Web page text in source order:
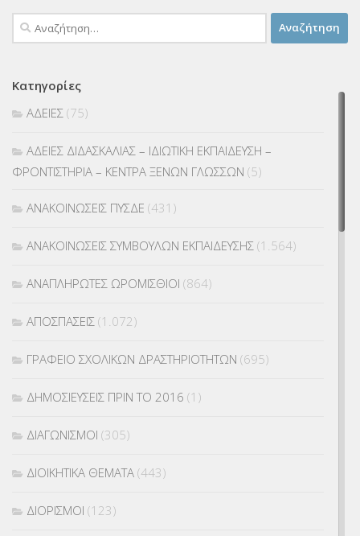
Αναζήτηση
για:
Κατηγορίες
ΑΔΕΙΕΣ (75)
ΑΔΕΙΕΣ ΔΙΔΑΣΚΑΛΙΑΣ – ΙΔΙΩΤΙΚΗ ΕΚΠΑΙΔΕΥΣΗ –
ΦΡΟΝΤΙΣΤΗΡΙΑ – ΚΕΝΤΡΑ ΞΕΝΩΝ ΓΛΩΣΣΩΝ (5)
ΑΝΑΚΟΙΝΩΣΕΙΣ ΠΥΣΔΕ (431)
ΑΝΑΚΟΙΝΩΣΕΙΣ ΣΥΜΒΟΥΛΩΝ ΕΚΠΑΙΔΕΥΣΗΣ (1.564)
ΑΝΑΠΛΗΡΩΤΕΣ ΩΡΟΜΙΣΘΙΟΙ (864)
ΑΠΟΣΠΑΣΕΙΣ (1.072)
ΓΡΑΦΕΙΟ ΣΧΟΛΙΚΩΝ ΔΡΑΣΤΗΡΙΟΤΗΤΩΝ (695)
ΔΗΜΟΣΙΕΥΣΕΙΣ ΠΡΙΝ ΤΟ 2016 (1)
ΔΙΑΓΩΝΙΣΜΟΙ (305)
ΔΙΟΙΚΗΤΙΚΑ ΘΕΜΑΤΑ (443)
ΔΙΟΡΙΣΜΟΙ (123)